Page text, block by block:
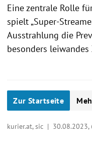
Eine zentrale Rolle
spielt „Super-
Ausstrahlung die
besonders leiwandes
Zur Startseite
kurier.at, sic | 30.08.2023,